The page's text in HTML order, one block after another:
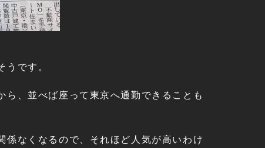
うです。
ら、並べば座って東京へ通勤できることも
係なくなるので、それほど人気が高いわけ